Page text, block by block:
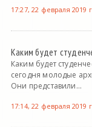
17:27, 22 февраля 2019
Каким будет
Каким будет
сегодня молодые
Они представили...
17:14, 22 февраля 2019